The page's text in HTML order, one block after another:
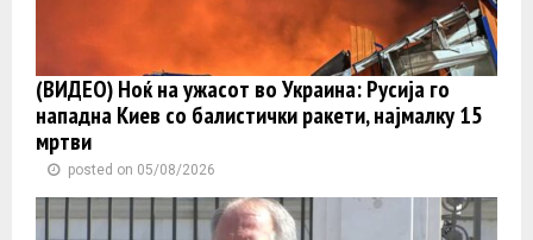
(ВИДЕО) Ноќ на ужасот во Украина: Русија го
нападна Киев со балистички ракети, најмалку 15
мртви
posted on 05/08/2026